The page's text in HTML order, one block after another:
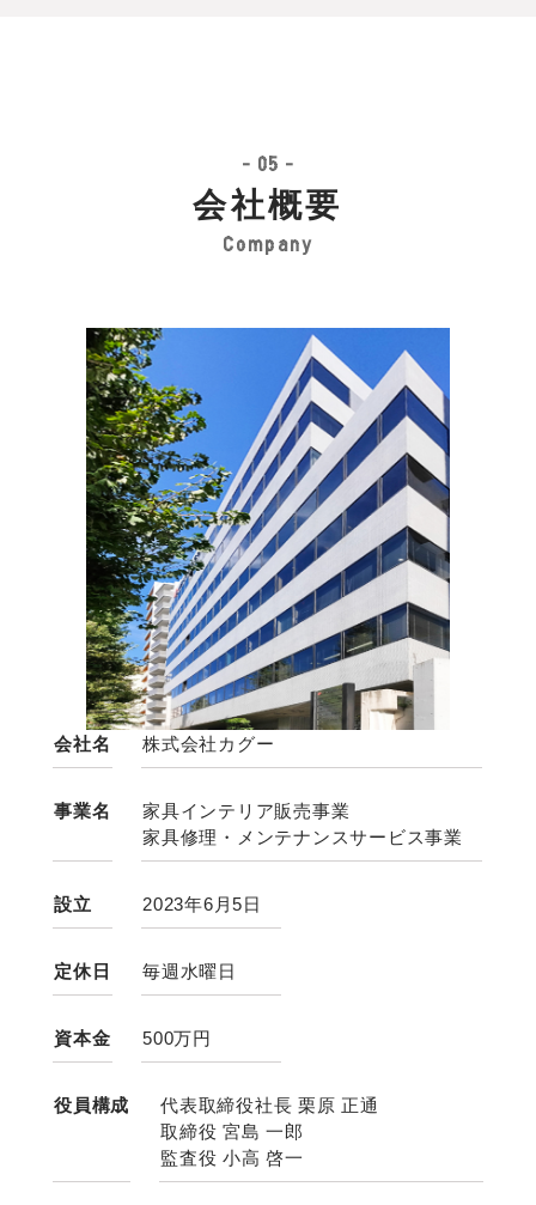
- 05 -
会社概要
Company
会社名 株式会社カグー
事業名
家具インテリア販売事業
家具修理・メンテナンスサービス事業
設立 2023年6月5日
定休日 毎週水曜日
資本金 500万円
役員構成
代表取締役社長 栗原 正通
取締役 宮島 一郎
監査役 小高 啓一